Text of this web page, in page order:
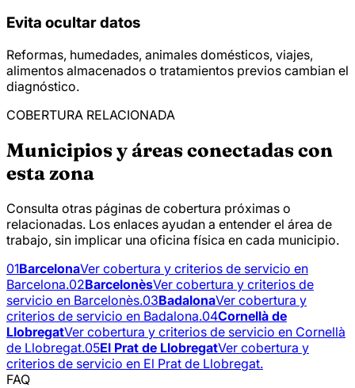
Evita ocultar datos
Reformas, humedades, animales domésticos, viajes,
alimentos almacenados o tratamientos previos cambian el
diagnóstico.
COBERTURA RELACIONADA
Municipios y áreas conectadas con
esta zona
Consulta otras páginas de cobertura próximas o
relacionadas. Los enlaces ayudan a entender el área de
trabajo, sin implicar una oficina física en cada municipio.
01BarcelonaVer cobertura y criterios de servicio en
Barcelona.02BarcelonèsVer cobertura y criterios de
servicio en Barcelonès.03BadalonaVer cobertura y
criterios de servicio en Badalona.04Cornellà de
LlobregatVer cobertura y criterios de servicio en Cornellà
de Llobregat.05El Prat de LlobregatVer cobertura y
criterios de servicio en El Prat de Llobregat.
FAQ